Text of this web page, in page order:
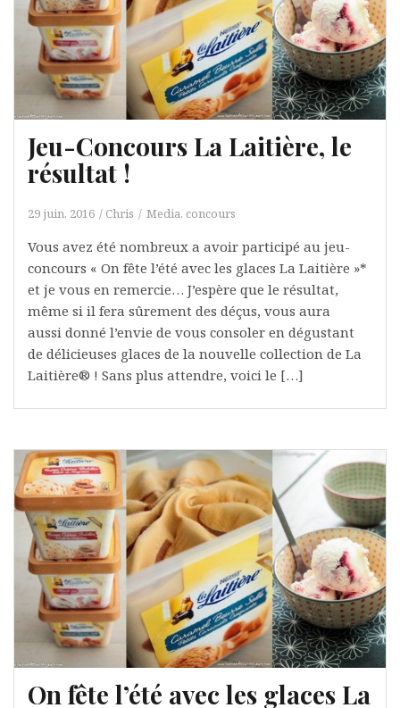
Jeu-Concours La Laitière, le
résultat !
29 juin, 2016 Chris Media, concours
Vous avez été nombreux a avoir participé au jeu-
concours « On fête l’été avec les glaces La Laitière »*
et je vous en remercie… J’espère que le résultat,
même si il fera sûrement des déçus, vous aura
aussi donné l’envie de vous consoler en dégustant
de délicieuses glaces de la nouvelle collection de La
Laitière® ! Sans plus attendre, voici le […]
On fête l’été avec les glaces La